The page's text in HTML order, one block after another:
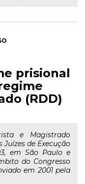
prisional
(RDD)
e Magistrado
Juízes de Execução
em São Paulo e
do Congresso
em 2001 pela